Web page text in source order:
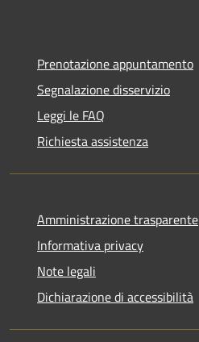
Prenotazione appuntamento
Segnalazione disservizio
Leggi le FAQ
Richiesta assistenza
Amministrazione trasparente
Informativa privacy
Note legali
Dichiarazione di accessibilità